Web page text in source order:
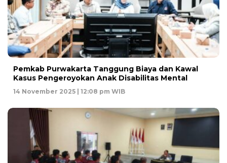
Pemkab Purwakarta Tanggung Biaya dan Kawal
Kasus Pengeroyokan Anak Disabilitas Mental
14 November 2025 | 12:08 pm WIB